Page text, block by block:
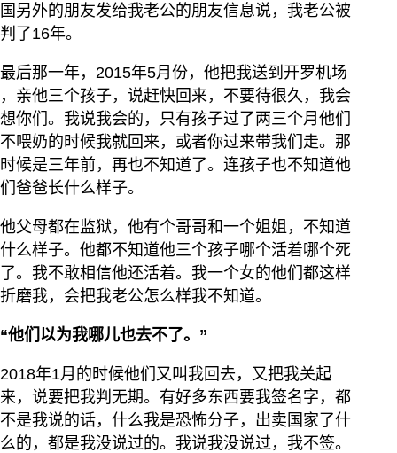
国另外的朋友发给我老公的朋友信息说，我老公被
判了16年。
最后那一年，2015年5月份，他把我送到开罗机场
，亲他三个孩子，说赶快回来，不要待很久，我会
想你们。我说我会的，只有孩子过了两三个月他们
不喂奶的时候我就回来，或者你过来带我们走。那
时候是三年前，再也不知道了。连孩子也不知道他
们爸爸长什么样子。
他父母都在监狱，他有个哥哥和一个姐姐，不知道
什么样子。他都不知道他三个孩子哪个活着哪个死
了。我不敢相信他还活着。我一个女的他们都这样
折磨我，会把我老公怎么样我不知道。
“他们以为我哪儿也去不了。”
2018年1月的时候他们又叫我回去，又把我关起
来，说要把我判无期。有好多东西要我签名字，都
不是我说的话，什么我是恐怖分子，出卖国家了什
么的，都是我没说过的。我说我没说过，我不签。